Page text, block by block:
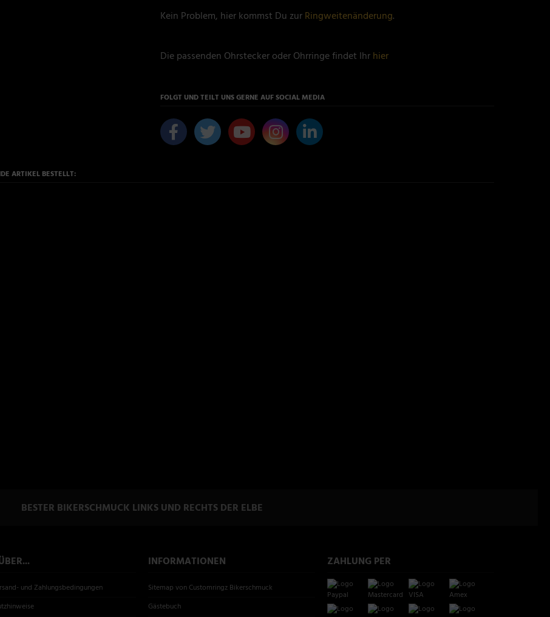
Kein Problem, hier kommst Du zurRingweitenänderung.
Die passenden Ohrstecker oder Ohrringe findet Ihrhier
FOLGT UND TEILT UNS GERNE AUF SOCIAL MEDIA
ARTIKEL BESTELLT:
BESTER BIKERSCHMUCK LINKS UND RECHTS DER ELBE
und Zahlungsbedingungen
INFORMATIONEN
Sitemap von Customringz Bikerschmuck
Gästebuch
ZAHLUNG PER